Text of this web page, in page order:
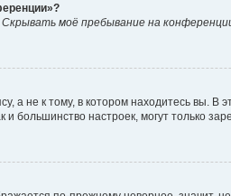
Скрывать моё пребывание на
а не к тому, в котором находитесь вы. В
и большинство настроек, могут только